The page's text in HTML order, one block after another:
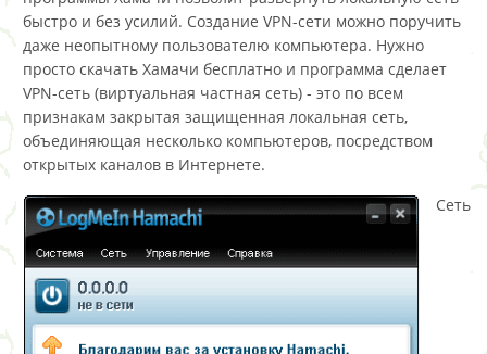
быстро и без усилий. Создание VPN-сети можно поручить
даже неопытному пользователю компьютера. Нужно
просто скачать Хамачи бесплатно и программа сделает
VPN-сеть (виртуальная частная сеть) - это по всем
признакам закрытая защищенная локальная сеть,
объединяющая несколько компьютеров, посредством
открытых каналов в Интернете.
Сеть